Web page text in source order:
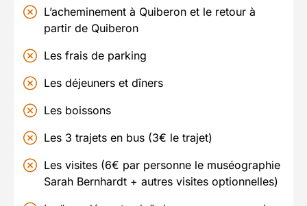
L’acheminement à Quiberon et le retour à
partir de Quiberon
Les frais de parking
Les déjeuners et dîners
Les boissons
Les 3 trajets en bus (3€ le trajet)
Les visites (6€ par personne le muséographie
Sarah Bernhardt + autres visites optionnelles)